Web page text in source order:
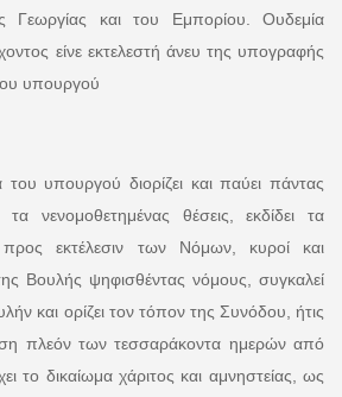
Γεωργίας και του Εμπορίου. Ουδεμία
είνε εκτελεστή άνευ της υπογραφής
υπουργού
υπουργού διορίζει και παύει πάντας
νενομοθετημένας θέσεις, εκδίδει τα
προς εκτέλεσιν των Νόμων, κυροί και
Βουλής ψηφισθέντας νόμους, συγκαλεί
και ορίζει τον τόπον της Συνόδου, ήτις
πλεόν των τεσσαράκοντα ημερών από
το δικαίωμα χάριτος και αμνηστείας, ως